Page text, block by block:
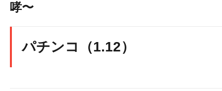
哮〜
パチンコ（1.12）